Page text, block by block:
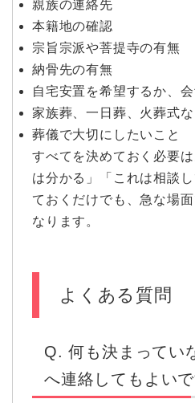
親族の連絡先
本籍地の確認
宗旨宗派や菩提寺の有無
納骨先の有無
自宅安置を希望するか、
家族葬、一日葬、火葬式
葬儀で大切にしたいこと
すべてを決めておく必要
は分かる」「これは相談
ておくだけでも、急な場
なります。
よくある質問
Q. 何も決まってい
へ連絡してもよいで